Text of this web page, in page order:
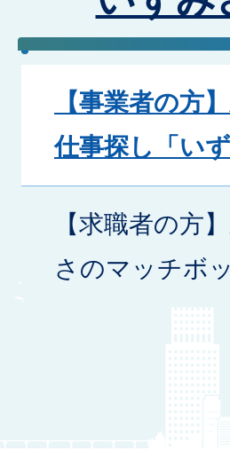
【事業者の方
仕事探し「い
【求職者の方
さのマッチボ